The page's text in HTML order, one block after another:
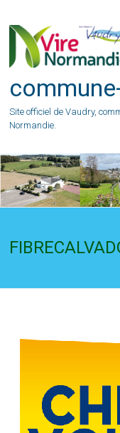
content
Site officiel de Vaudry,
Normandie.